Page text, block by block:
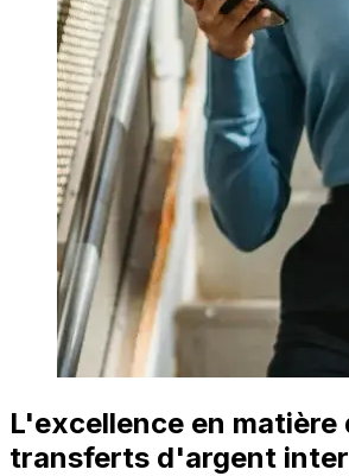
L'excellence en matière
transferts d'argent